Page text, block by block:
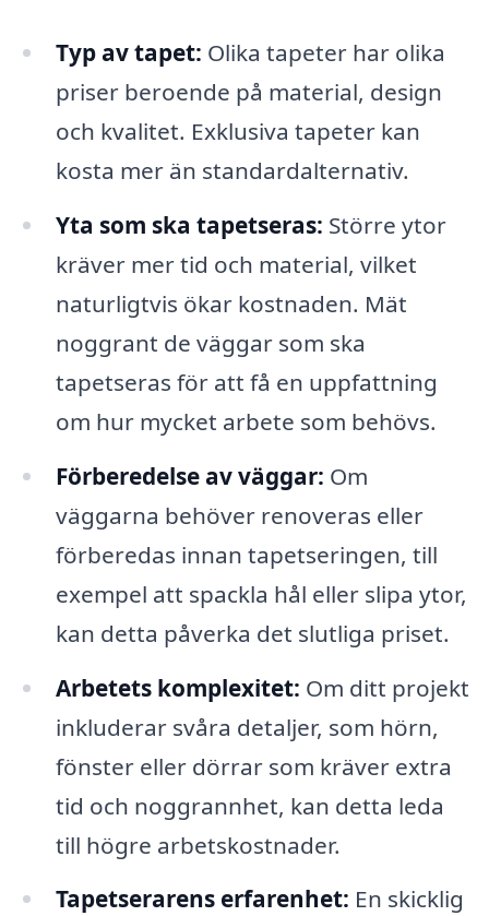
Typ av tapet: Olika tapeter har olika
priser beroende på material, design
och kvalitet. Exklusiva tapeter kan
kosta mer än standardalternativ.
Yta som ska tapetseras: Större ytor
kräver mer tid och material, vilket
naturligtvis ökar kostnaden. Mät
noggrant de väggar som ska
tapetseras för att få en uppfattning
om hur mycket arbete som behövs.
Förberedelse av väggar: Om
väggarna behöver renoveras eller
förberedas innan tapetseringen, till
exempel att spackla hål eller slipa ytor,
kan detta påverka det slutliga priset.
Arbetets komplexitet: Om ditt projekt
inkluderar svåra detaljer, som hörn,
fönster eller dörrar som kräver extra
tid och noggrannhet, kan detta leda
till högre arbetskostnader.
Tapetserarens erfarenhet: En skicklig